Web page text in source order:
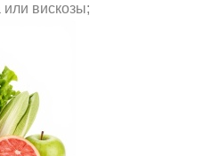
или вискозы;